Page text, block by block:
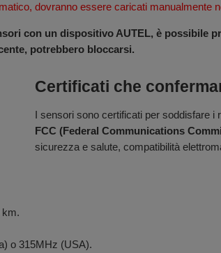
dovranno essere caricati
con un dispositivo AUTEL, è possibile
potrebbero bloccarsi.
Certificati che
I sensori sono certificati per soddisfare i
FCC (Federal Communications
sicurezza e salute, compatibilità
km.
o 315MHz (USA).